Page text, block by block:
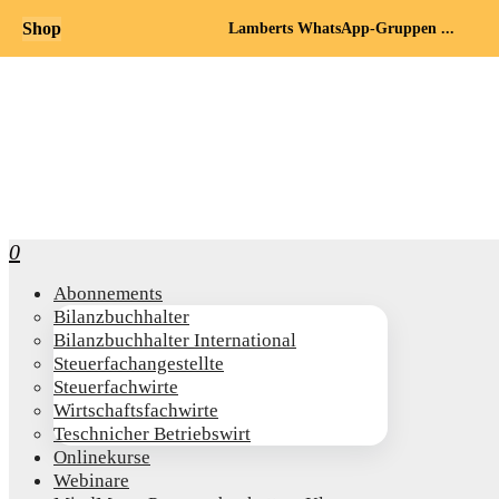
0
Abon­ne­ments
Bilanz­buch­hal­ter
Bilanz­buch­hal­ter International
Steu­er­fach­an­ge­stell­te
Steu­er­fach­wir­te
Wirt­schafts­fach­wir­te
Teschni­cher Betriebswirt
Online­kur­se
Web­i­na­re
Shop Lamberts WhatsApp-Gruppen ...